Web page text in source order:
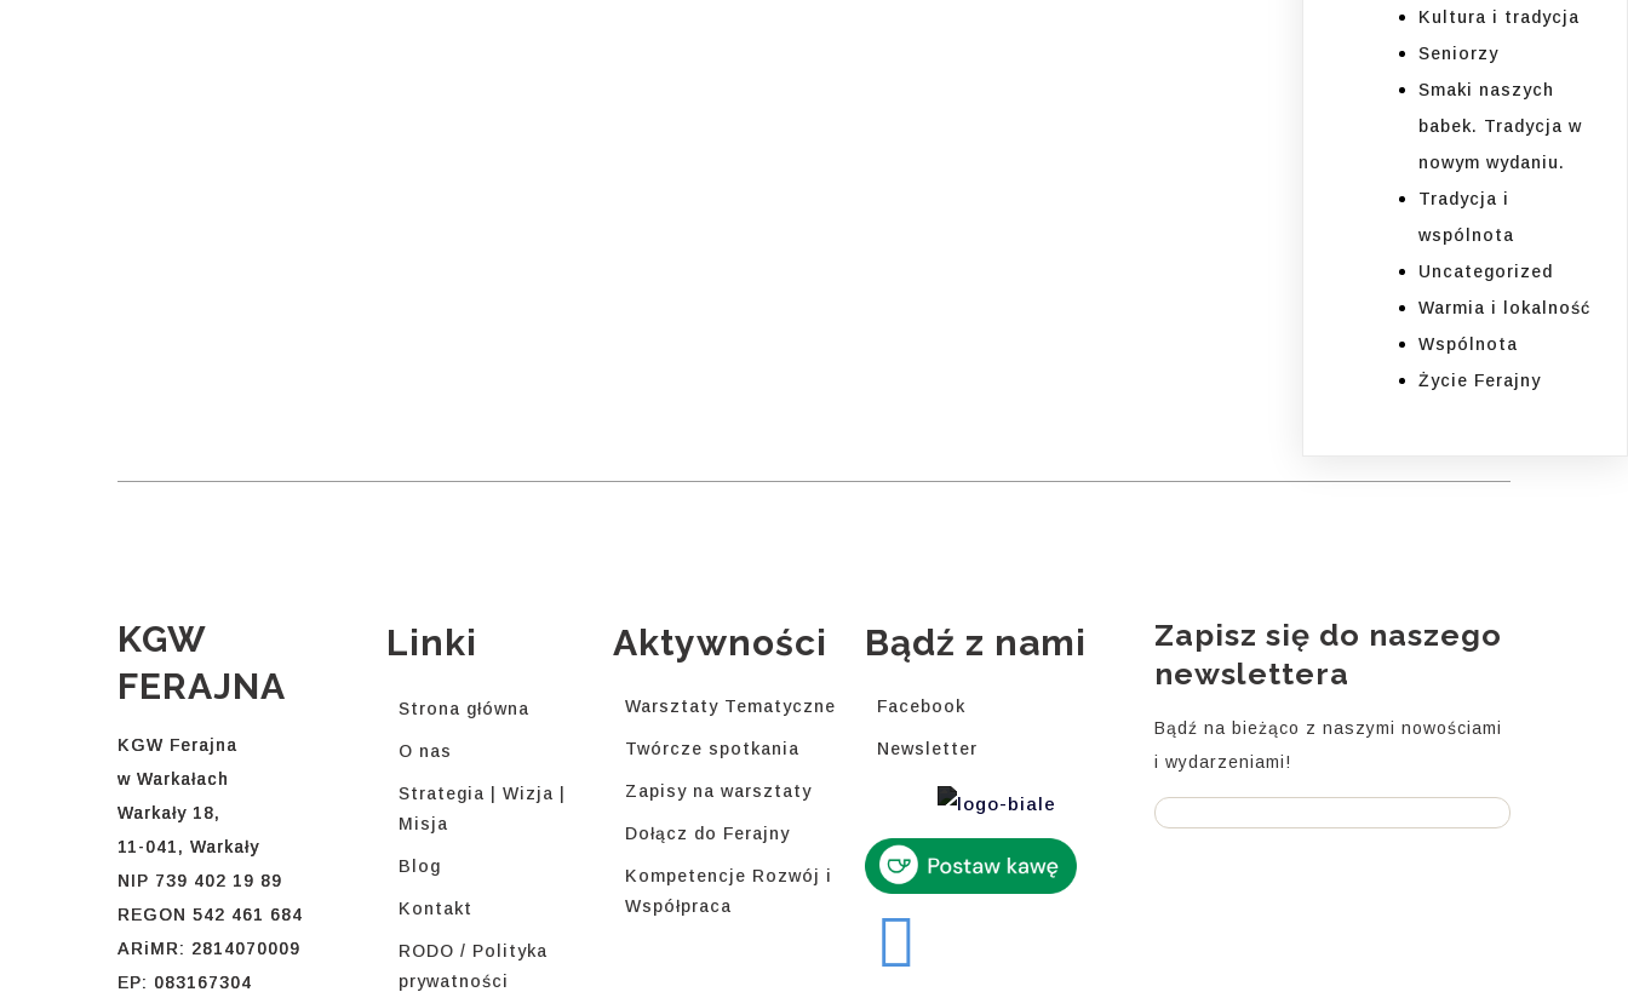
Kultura i tradycja
Seniorzy
Smaki naszych
babek. Tradycja w
nowym wydaniu.
Tradycja i
wspólnota
Uncategorized
Warmia i lokalność
Wspólnota
Życie Ferajny
KGW
FERAJNA
KGW Ferajna
w Warkałach
Warkały 18,
11-041, Warkały
NIP 739 402 19 89
REGON 542 461 684
ARiMR: 2814070009
EP: 083167304
Linki
Strona główna
O nas
Strategia | Wizja |
Misja
Blog
Kontakt
RODO / Polityka
prywatności
Aktywności
Warsztaty Tematyczne
Twórcze spotkania
Zapisy na warsztaty
Dołącz do Ferajny
Kompetencje Rozwój i
Współpraca
Bądź z nami
Facebook
Newsletter
Zapisz się do naszego
newslettera
Bądź na bieżąco z naszymi nowościami
i wydarzeniami!